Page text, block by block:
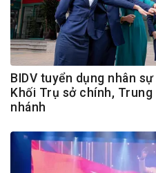
BIDV tuyển dụng nhân
Khối Trụ sở chính,
nhánh